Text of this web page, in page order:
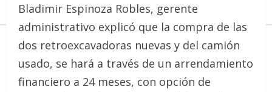
Bladimir Espinoza Robles, gerente
administrativo explicó que la compra de las
dos retroexcavadoras nuevas y del camión
usado, se hará a través de un arrendamiento
financiero a 24 meses, con opción de